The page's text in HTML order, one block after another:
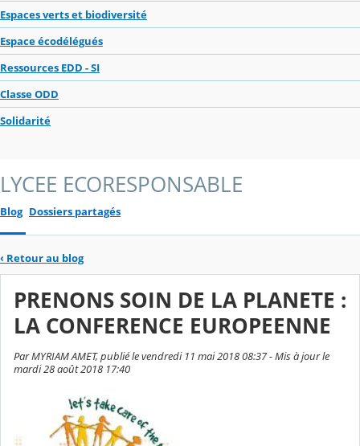
Espaces verts et biodiversité
Espace écodélégués
Ressources EDD - SI
Classe ODD
Solidarité
LYCEE ECORESPONSABLE
Blog Dossiers partagés
‹ Retour au blog
PRENONS SOIN DE LA PLANETE :
LA CONFERENCE EUROPEENNE
Par MYRIAM AMET, publié le vendredi 11 mai 2018 08:37 - Mis à jour le
mardi 28 août 2018 17:40